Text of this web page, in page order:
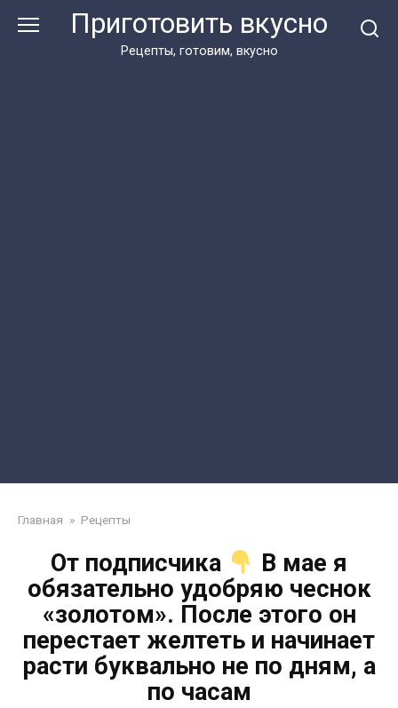
Приготовить вкусно
Рецепты, готовим, вкусно
Главная » Рецепты
От подписчика
В мае я
обязательно удобряю чеснок
«золотом». После этого он
перестает желтеть и начинает
расти буквально не по дням, а
по часам